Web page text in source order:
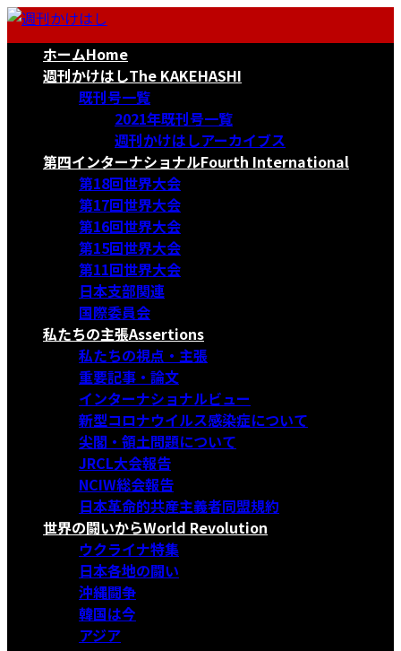
コ
ナ
ホームHome
週刊かけはしThe KAKEHASHI
既刊号一覧
2021年既刊号一覧
週刊かけはしアーカイブス
第四インターナショナルFourth International
第18回世界大会
第17回世界大会
第16回世界大会
第15回世界大会
第11回世界大会
日本支部関連
国際委員会
私たちの主張Assertions
私たちの視点・主張
重要記事・論文
インターナショナルビュー
新型コロナウイルス感染症について
尖閣・領土問題について
JRCL大会報告
NCIW総会報告
日本革命的共産主義者同盟規約
世界の闘いからWorld Revolution
ウクライナ特集
日本各地の闘い
沖縄闘争
韓国は今
アジア